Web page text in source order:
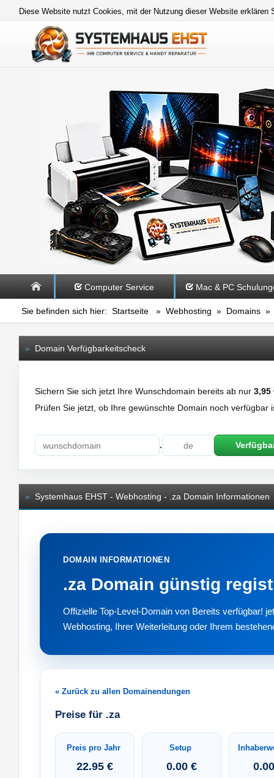
Diese Website nutzt Cookies, mit der Nutzung dieser Website
Computer Service Mac & PC
Sie befinden sich hier: Startseite » Webhosting » Domains »
» Domain Verfügbarkeitscheck
Sichern Sie sich jetzt Ihre Wunschdomain bereits ab nur 3,95
Prüfen Sie jetzt, ob Ihre gewünschte Domain noch verfügbar
.
» Systemhaus EHST - Webhosting - .za Domain Informationen
DOMAIN INFORMATIONEN
.za Domain günstig
Offizielle Top-Level-Domain von Bereits verfügbar!
Webhosting, Ihrer Weiterleitung oder Ihrem
« Zurück zu allen Domainendungen
Preise für .za
Preis pro Jahr
22.95 €
Setup
0.00 €